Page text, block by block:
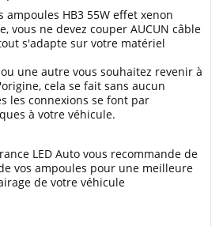
ampoules HB3 55W effet xenon
vous ne devez couper AUCUN câble
s'adapte sur votre matériel
une autre vous souhaitez revenir à
cela se fait sans aucun
les connexions se font par
à votre véhicule.
LED Auto vous recommande de
vos ampoules pour une meilleure
de votre véhicule